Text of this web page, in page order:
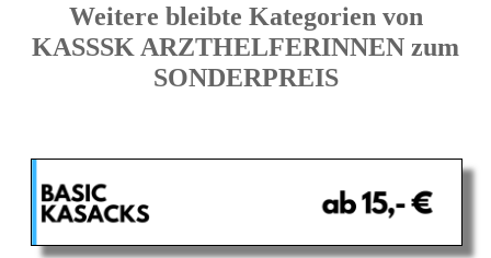
Weitere bleibte Kategorien von
KASSSK ARZTHELFERINNEN zum
SONDERPREIS